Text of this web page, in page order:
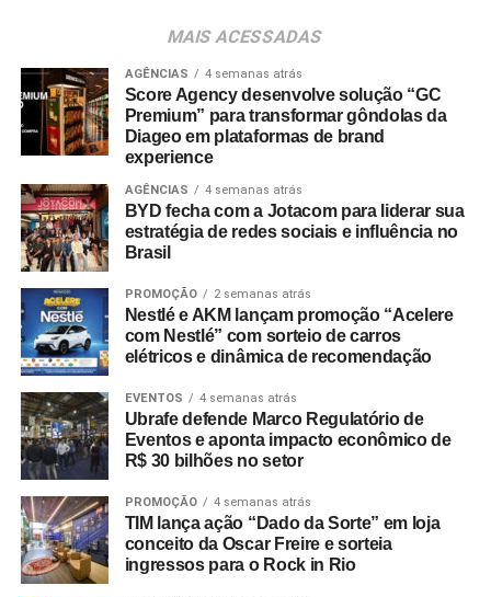
Travel Index
apontam que 80% dos colaboradores
consideram viagens de incentivo a forma mais relevante
de reconhecimento profissional — contra 20% que optam
por bonificações financeiras ou bens materiais. A
pesquisa revela ainda que essas ativações aumentam a
retenção de lembrança de marca em até 35%, além de
96% dos entrevistados relatarem incremento na
motivação.
No âmbito comercial, organizações com programas
estruturados de viagens de incentivo registram até três
vezes mais chances de ultrapassar suas metas de
programas similares.
A Copa do Mundo do México, Estados Unidos e Canadá
Segundo números da FIFA, foram comercializados mais
de 607 mil pacotes de hospitalidade durante o torneio
mundial. Do total de compradores corporativos do
MAIS ACESSADAS
AGÊNCIAS 4 semanas atrás
Score Agency desenvolve solução “GC
Premium” para transformar gôndolas da
Diageo em plataformas de brand
experience
AGÊNCIAS 4 semanas atrás
BYD fecha com a Jotacom para liderar sua
estratégia de redes sociais e influência no
Brasil
PROMOÇÃO 2 semanas atrás
Nestlé e AKM lançam promoção “Acelere
com Nestlé” com sorteio de carros
elétricos e dinâmica de recomendação
EVENTOS 4 semanas atrás
Ubrafe defende Marco Regulatório de
Eventos e aponta impacto econômico de
R$ 30 bilhões no setor
PROMOÇÃO 4 semanas atrás
TIM lança ação “Dado da Sorte” em loja
conceito da Oscar Freire e sorteia
ingressos para o Rock in Rio